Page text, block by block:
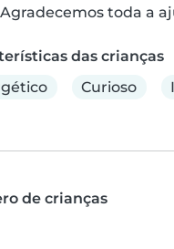
toda a
das crianças
Curioso
de crianças